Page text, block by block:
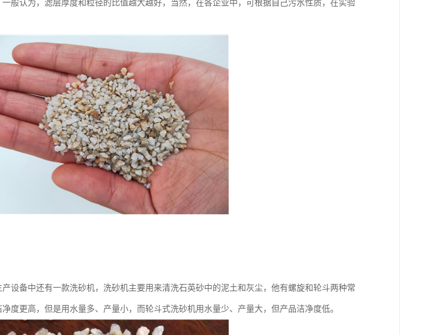
般认为，滤层厚度和粒径的比值越大越好，当然，在各企业中，可根据自己污水性质，在实验
设备中还有一款洗砂机，洗砂机主要用来清洗石英砂中的泥土和灰尘，他有螺旋和轮斗两种常
度更高，但是用水量多、产量小，而轮斗式洗砂机用水量少、产量大，但产品洁净度低。